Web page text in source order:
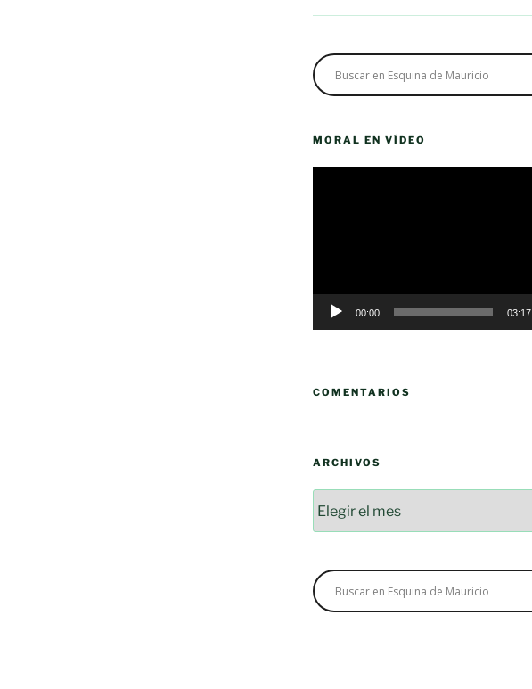
MORAL EN VÍDEO
00:00 03:17
COMENTARIOS
ARCHIVOS